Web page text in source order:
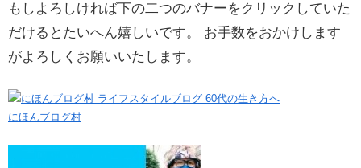
もしよろしければ下の二つのバナーをクリックしていた
だけるとたいへん嬉しいです。 お手数をおかけします
がよろしくお願いいたします。
にほんブログ村